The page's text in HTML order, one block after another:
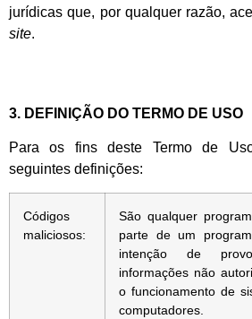
jurídicas que, por qualquer razão,
site.
3. DEFINIÇÃO DO TERMO DE USO
Para os fins deste Termo de
seguintes definições:
Códigos
maliciosos:
São qualquer
parte de um
intenção de
informações não
o funcionamento de
computadores.